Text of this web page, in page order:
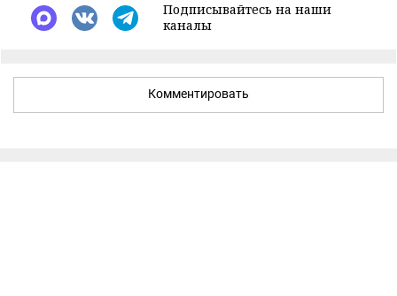
Подписывайтесь на наши
каналы
Комментировать